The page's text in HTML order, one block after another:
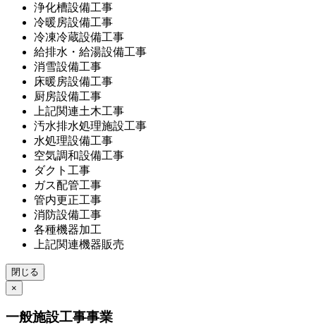
浄化槽設備工事
冷暖房設備工事
冷凍冷蔵設備工事
給排水・給湯設備工事
消雪設備工事
床暖房設備工事
厨房設備工事
上記関連土木工事
汚水排水処理施設工事
水処理設備工事
空気調和設備工事
ダクト工事
ガス配管工事
管内更正工事
消防設備工事
各種機器加工
上記関連機器販売
閉じる
×
一般施設工事事業